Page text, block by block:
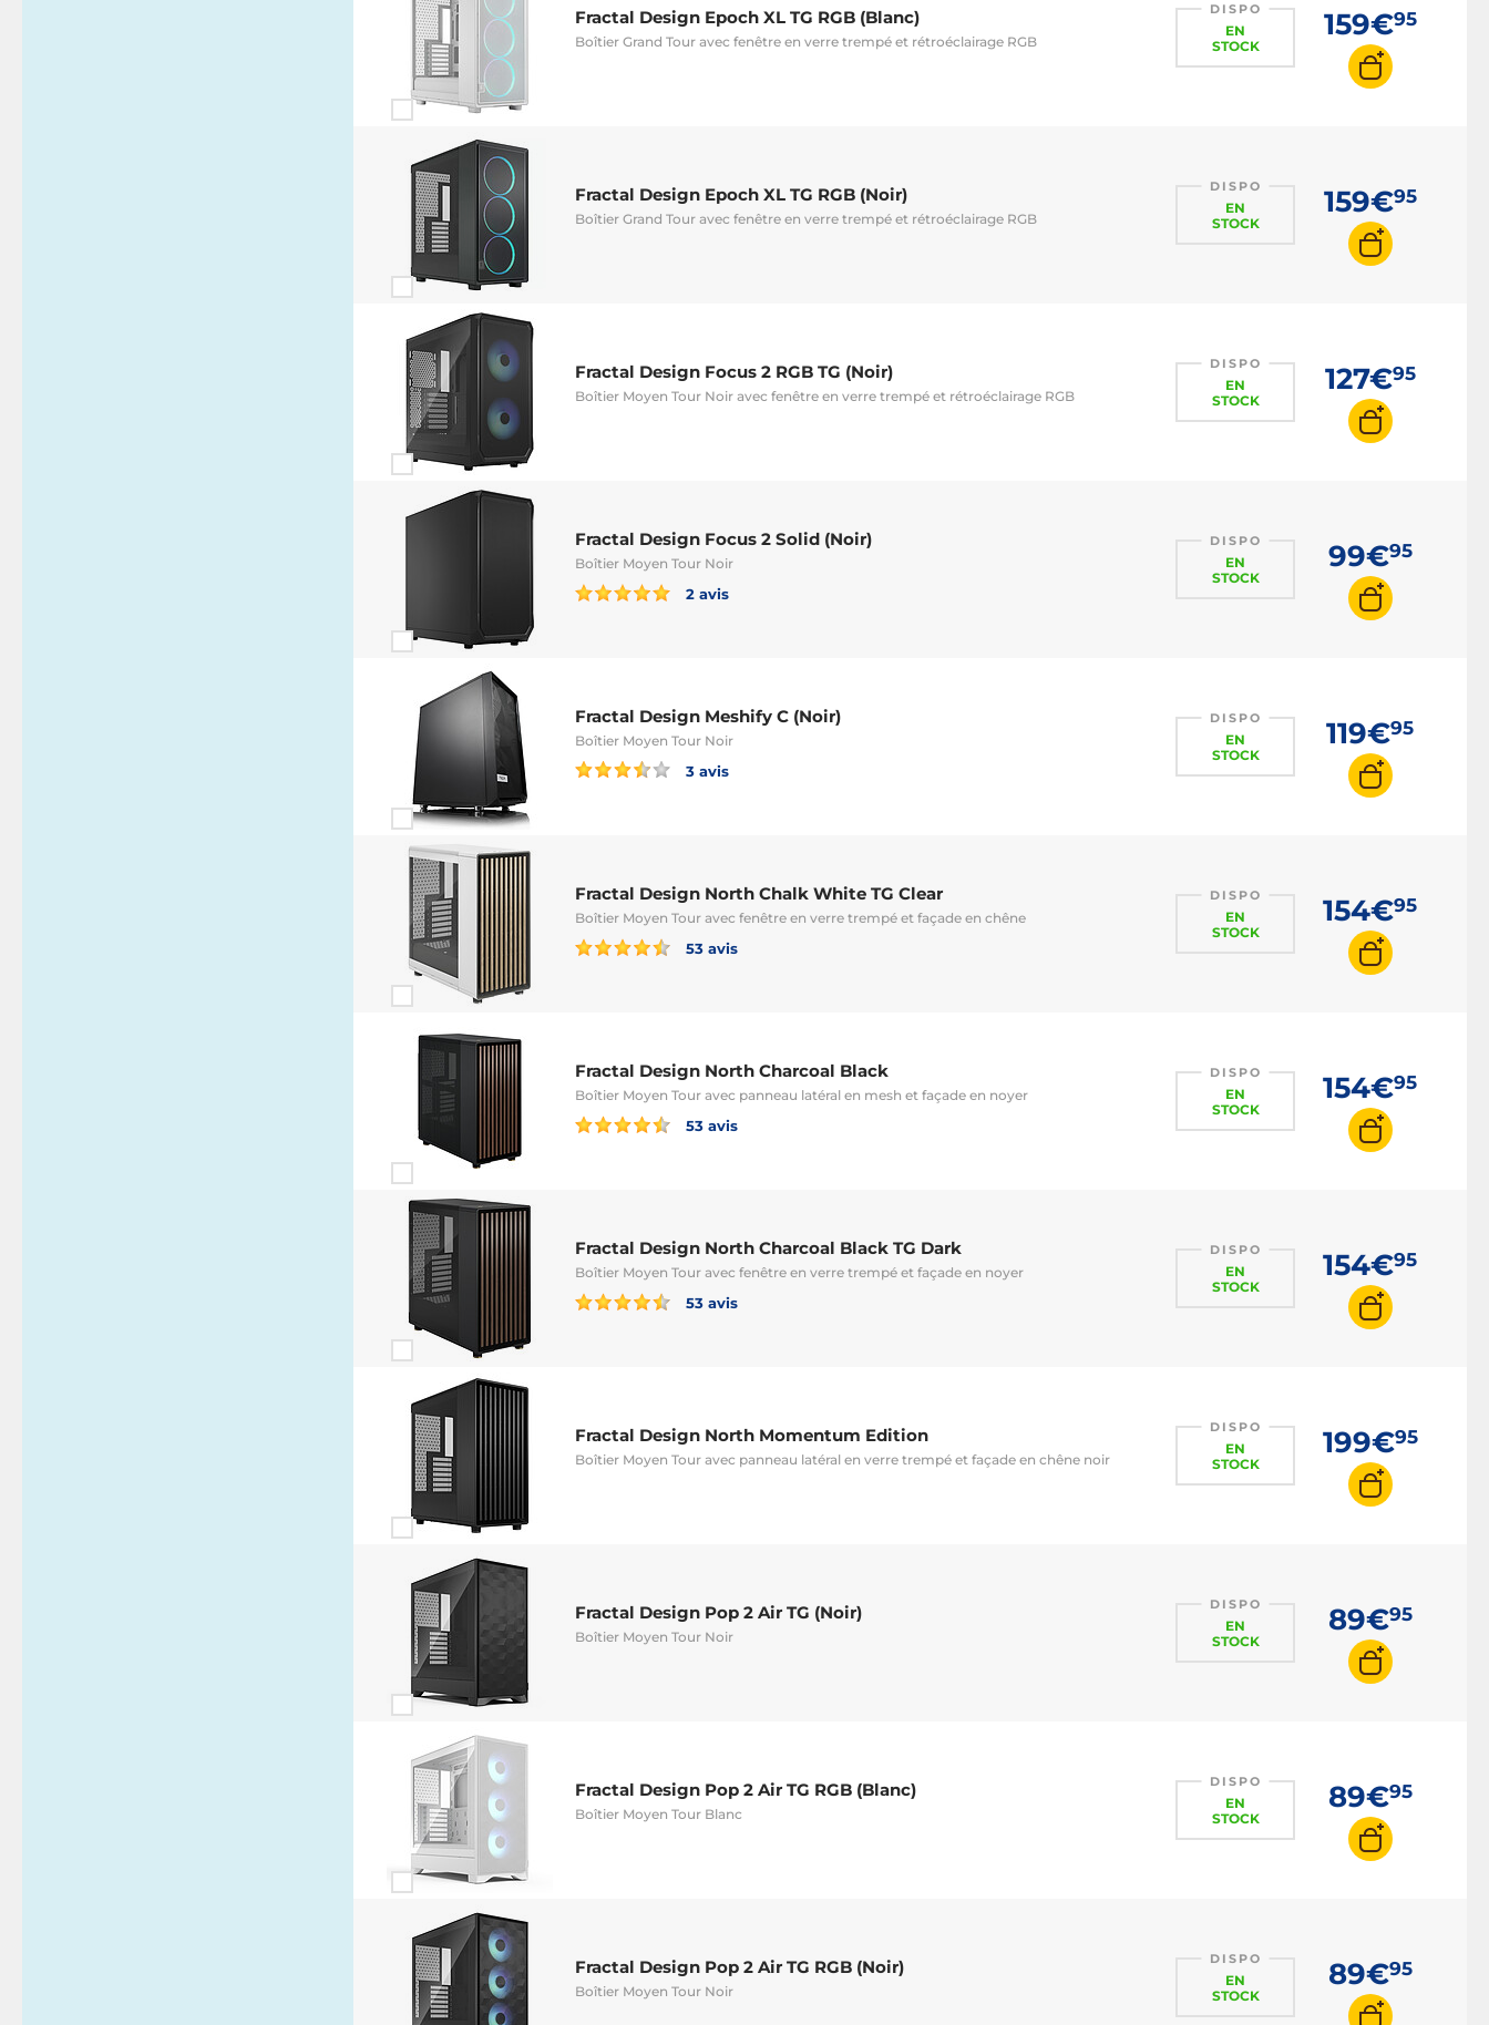
Fractal Design Epoch XL TG RGB (Blanc)
Boîtier Grand Tour avec fenêtre en verre trempé et rétroéclairage RGB
DISPO
EN
STOCK
159€95
Fractal Design Epoch XL TG RGB (Noir)
Boîtier Grand Tour avec fenêtre en verre trempé et rétroéclairage RGB
DISPO
EN
STOCK
159€95
Fractal Design Focus 2 RGB TG (Noir)
Boîtier Moyen Tour Noir avec fenêtre en verre trempé et rétroéclairage RGB
DISPO
EN
STOCK
127€95
Fractal Design Focus 2 Solid (Noir)
Boîtier Moyen Tour Noir
2 avis
DISPO
EN
STOCK
99€95
Fractal Design Meshify C (Noir)
Boîtier Moyen Tour Noir
3 avis
DISPO
EN
STOCK
119€95
Fractal Design North Chalk White TG Clear
Boîtier Moyen Tour avec fenêtre en verre trempé et façade en chêne
53 avis
DISPO
EN
STOCK
154€95
Fractal Design North Charcoal Black
Boîtier Moyen Tour avec panneau latéral en mesh et façade en noyer
53 avis
DISPO
EN
STOCK
154€95
Fractal Design North Charcoal Black TG Dark
Boîtier Moyen Tour avec fenêtre en verre trempé et façade en noyer
53 avis
DISPO
EN
STOCK
154€95
Fractal Design North Momentum Edition
Boîtier Moyen Tour avec panneau latéral en verre trempé et façade en chêne noir
DISPO
EN
STOCK
199€95
Fractal Design Pop 2 Air TG (Noir)
Boîtier Moyen Tour Noir
DISPO
EN
STOCK
89€95
Fractal Design Pop 2 Air TG RGB (Blanc)
Boîtier Moyen Tour Blanc
DISPO
EN
STOCK
89€95
Fractal Design Pop 2 Air TG RGB (Noir)
Boîtier Moyen Tour Noir
DISPO
EN
STOCK
89€95